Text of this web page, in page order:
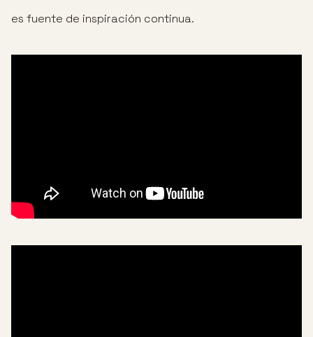
es fuente de inspiración continua.